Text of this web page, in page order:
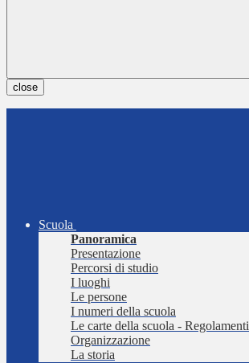
close
Scuola
Panoramica
Presentazione
Percorsi di studio
I luoghi
Le persone
I numeri della scuola
Le carte della scuola - Regolamenti
Organizzazione
La storia